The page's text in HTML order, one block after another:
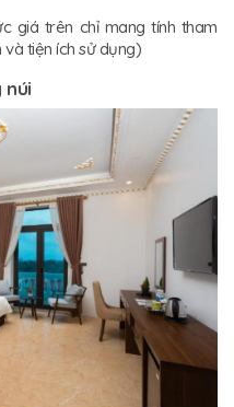
giá trên chỉ mang tính tham
tiện ích sử dụng)
núi